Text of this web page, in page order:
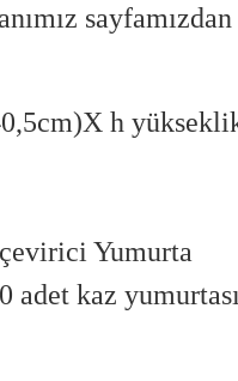
sayfamızdan
h
Yumurta
adet kaz yumurtası